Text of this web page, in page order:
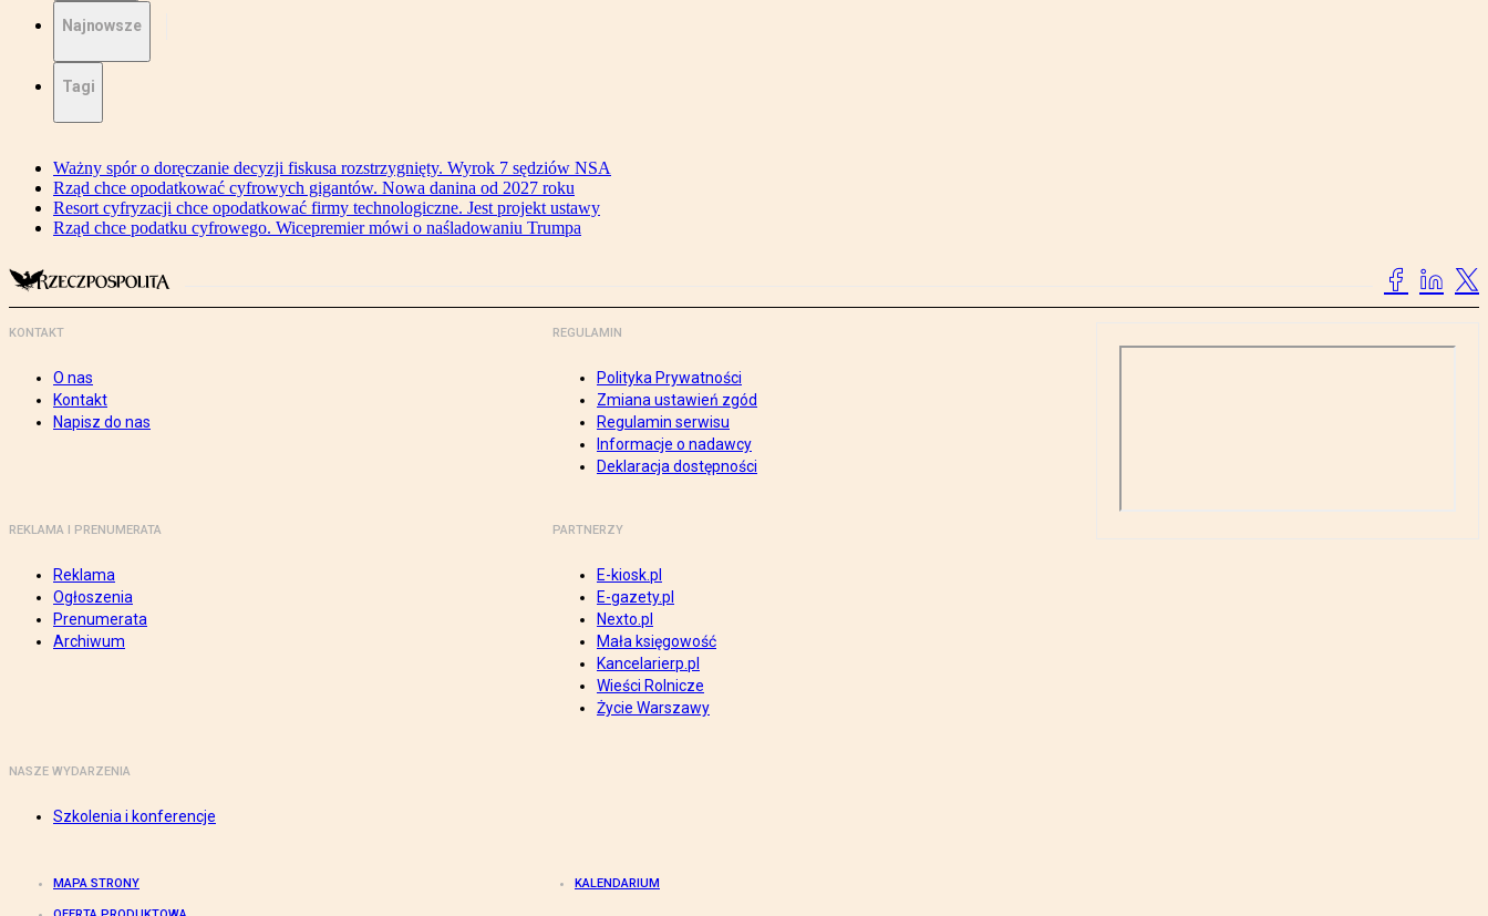
Najnowsze
Tagi
Ważny spór o doręczanie decyzji fiskusa rozstrzygnięty. Wyrok 7 sędziów NSA
Rząd chce opodatkować cyfrowych gigantów. Nowa danina od 2027 roku
Resort cyfryzacji chce opodatkować firmy technologiczne. Jest projekt ustawy
Rząd chce podatku cyfrowego. Wicepremier mówi o naśladowaniu Trumpa
KONTAKT
O nas
Kontakt
Napisz do nas
REGULAMIN
Polityka Prywatności
Zmiana ustawień zgód
Regulamin serwisu
Informacje o nadawcy
Deklaracja dostępności
REKLAMA I PRENUMERATA
Reklama
Ogłoszenia
Prenumerata
Archiwum
PARTNERZY
E-kiosk.pl
E-gazety.pl
Nexto.pl
Mała księgowość
Kancelarierp.pl
Wieści Rolnicze
Życie Warszawy
NASZE WYDARZENIA
Szkolenia i konferencje
MAPA STRONY KALENDARIUM